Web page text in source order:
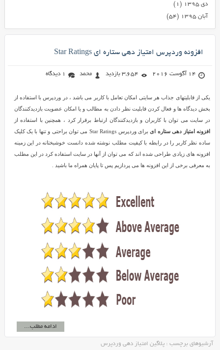
دی ۱۳۹۵
(۱)
آبان ۱۳۹۵
(۵۴)
افزونه وردپرس امتیاز دهی ستاره ای Star Ratings
14 آگوست 2016 3,654 بازدید محمد 1 دیدگاه
یکی از قابلیتهای جذاب هر سایتی امکان تعامل با کاربر می باشد ، در وردپرس با استفاده از
بخش دیدگاه ها و فعال کردن قابلیت نظر دادن به مطالب و یا امکان عضویت بازدیدکنندگان
در سایت می توان با کاربران و بازدیدکنندگان ارتباط برقرار کرد ، همچنین با استفاده از
افزونه امتیاز دهی ستاره ای
برای وردپرس Star Ratings می توان براحتی و تنها با یک کلیک
ساده نظر کاربر را در رابطه با کیفیت مطلب نوشته شده دانست خوشبختانه در این زمینه
افزونه های زیادی طراحی شده اند که می توان از آنها در سایت استفاده کرد در این مطلب
به معرفی برخی از این افزونه ها می پردازیم پس تا پایان همراه ما باشید .
ادامه مطلب...
آرشیوهای برچسب : پلاگین امتیاز دهی وردپرس